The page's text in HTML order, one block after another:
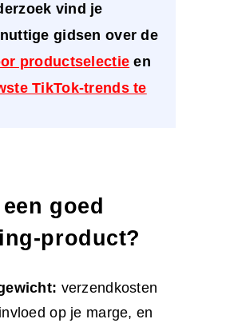
vind je
gidsen over de
productselectie en
TikTok-trends te
goed
product?
verzendkosten
op je marge, en